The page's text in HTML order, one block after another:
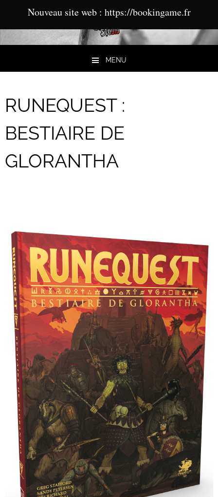
MENU
RUNEQUEST :
BESTIAIRE DE
GLORANTHA
Nouveau site web : https://bookingame.fr